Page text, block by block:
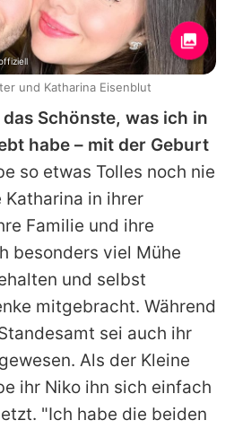
Schönste, was ich in
habe – mit der Geburt
so etwas Tolles noch nie
Katharina in ihrer
Familie und ihre
besonders viel Mühe
und selbst
mitgebracht. Während
sei auch ihr
Als der Kleine
ihr Niko ihn sich einfach
"Ich habe die beiden
und Katharina Eisenblut